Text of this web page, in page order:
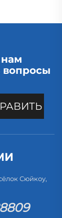
нам
вопросы
Сюйкоу,